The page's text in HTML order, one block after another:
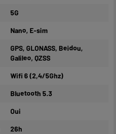
5G
Nano, E-sim
GPS, GLONASS, Beidou,
Galileo, QZSS
Wifi 6 (2,4/5Ghz)
Bluetooth 5.3
Oui
26h